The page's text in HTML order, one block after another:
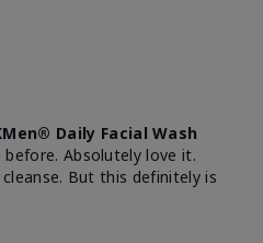
Daily Facial Wash
Absolutely love it.
But this definitely is